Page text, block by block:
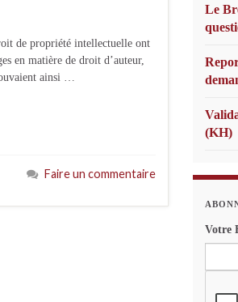
de propriété intellectuelle ont
en matière de droit d’auteur,
ainsi …
Faire un commentaire
Le
(KH)
Votre